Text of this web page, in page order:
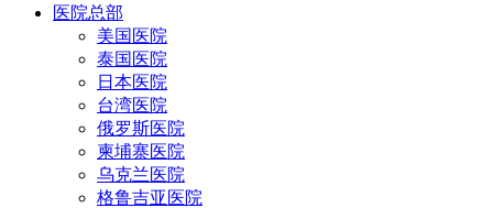
医院总部
美国医院
泰国医院
日本医院
台湾医院
俄罗斯医院
柬埔寨医院
乌克兰医院
格鲁吉亚医院